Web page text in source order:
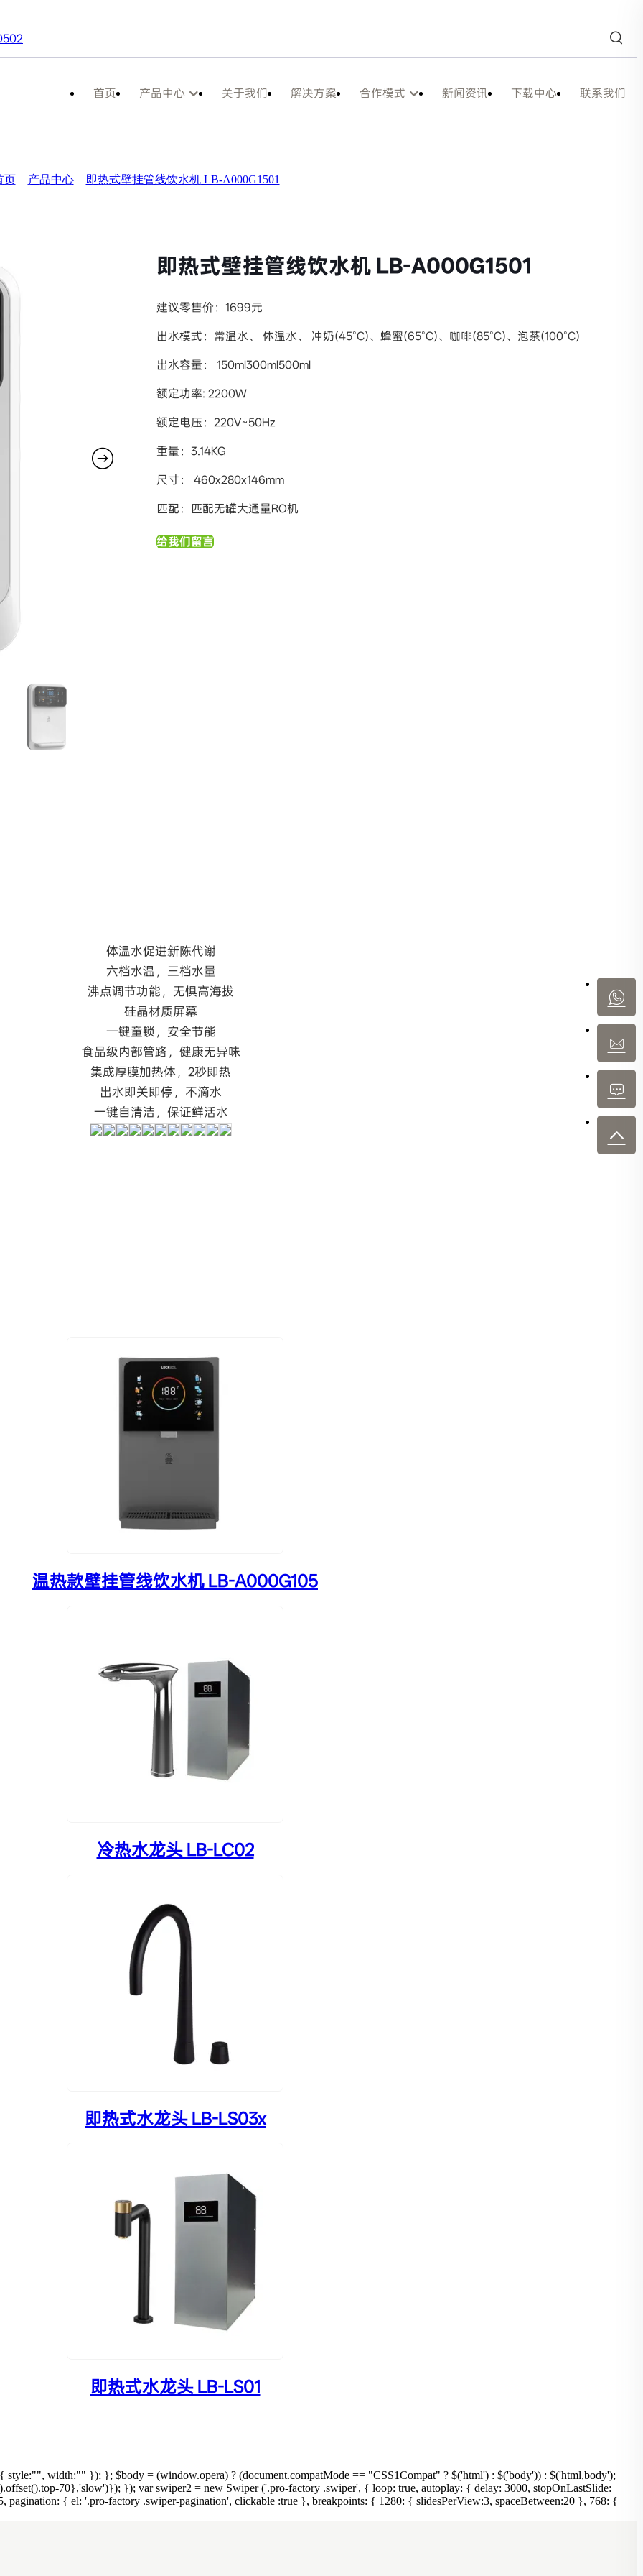
首页 产品中心 关于我们 解决方案 合作模式 新闻资讯 下载中心 联系我们
页> 产品中心> 即热式壁挂管线饮水机 LB-A000G1501
即热式壁挂管线饮水机 LB-A000G1501
建议零售价：1699元
出水模式：常温水、 体温水、 冲奶(45°C)、蜂蜜(65°C)、咖啡(85°C)、泡茶(100°C)
出水容量： 150ml300ml500ml
额定功率: 2200W
额定电压：220V~50Hz
重量：3.14KG
尺寸： 460x280x146mm
匹配：匹配无罐大通量RO机
给我们留言
体温水促进新陈代谢
六档水温，三档水量
沸点调节功能，无惧高海拔
硅晶材质屏幕
一键童锁，安全节能
食品级内部管路，健康无异味
集成厚膜加热体，2秒即热
出水即关即停，不滴水
一键自清洁，保证鲜活水
温热款壁挂管线饮水机 LB-A000G105
冷热水龙头 LB-LC02
即热式水龙头 LB-LS03x
即热式水龙头 LB-LS01
style:"", width:"" }); }; $body = (window.opera) ? (document.compatMode == "CSS1Compat" ? $('html') : $('body')) : $('html,body');
70},'slow')}); }); var swiper2 = new Swiper ('.pro-factory .swiper', { loop: true, autoplay: { delay: 3000, stopOnLastSlide:
pagination: { el: '.pro-factory .swiper-pagination', clickable :true }, breakpoints: { 1280: { slidesPerView:3, spaceBetween:20 }, 768: {